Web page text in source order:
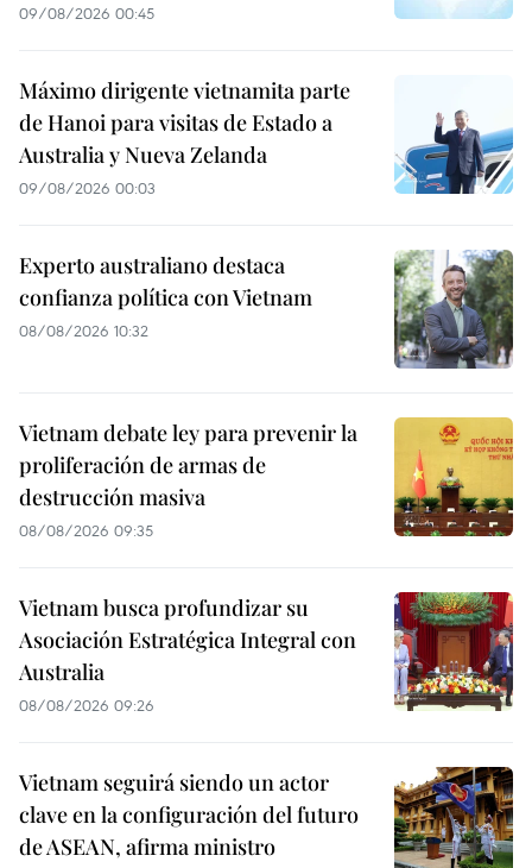
09/08/2026 00:45
Máximo dirigente vietnamita parte
de Hanoi para visitas de Estado a
Australia y Nueva Zelanda
09/08/2026 00:03
Experto australiano destaca
confianza política con Vietnam
08/08/2026 10:32
Vietnam debate ley para prevenir la
proliferación de armas de
destrucción masiva
08/08/2026 09:35
Vietnam busca profundizar su
Asociación Estratégica Integral con
Australia
08/08/2026 09:26
Vietnam seguirá siendo un actor
clave en la configuración del futuro
de ASEAN, afirma ministro